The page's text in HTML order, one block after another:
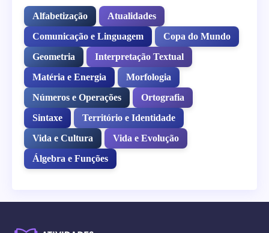
Alfabetização
Atualidades
Comunicação e Linguagem
Copa do Mundo
Geometria
Interpretação Textual
Matéria e Energia
Morfologia
Números e Operações
Ortografia
Sintaxe
Território e Identidade
Vida e Cultura
Vida e Evolução
Álgebra e Funções